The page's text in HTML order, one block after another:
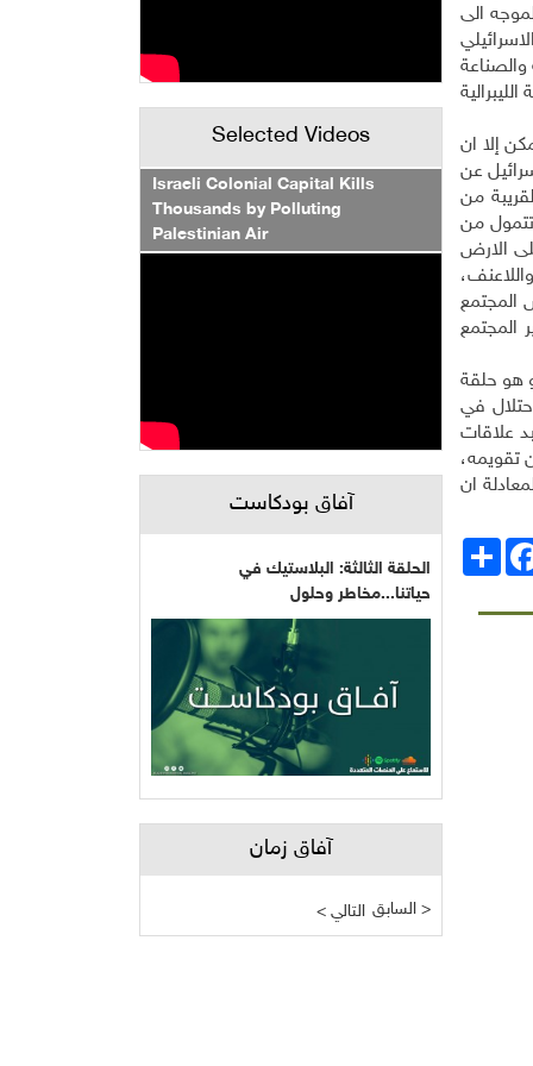
الى
والصناعة
إلا ان
عن
من
تتمول من
الارض
المجتمع
المجتمع
هو حلقة
في
علاقات
تقويمه،
ان
انشر
Selected Videos
Israeli Colonial Capital Kills
Thousands by Polluting
Palestinian Air
آفاق بودكاست
الحلقة الثالثة: البلاستيك في
حياتنا...مخاطر وحلول
آفاق زمان
< التالي السابق >